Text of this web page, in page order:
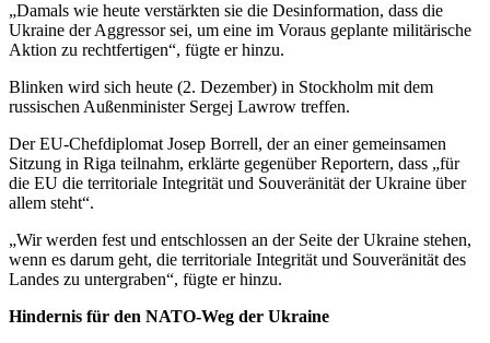
„Damals wie heute verstärkten sie die Desinformation, dass die
Ukraine der Aggressor sei, um eine im Voraus geplante militärische
Aktion zu rechtfertigen“, fügte er hinzu.
Blinken wird sich heute (2. Dezember) in Stockholm mit dem
russischen Außenminister Sergej Lawrow treffen.
Der EU-Chefdiplomat Josep Borrell, der an einer gemeinsamen
Sitzung in Riga teilnahm, erklärte gegenüber Reportern, dass „für
die EU die territoriale Integrität und Souveränität der Ukraine über
allem steht“.
„Wir werden fest und entschlossen an der Seite der Ukraine stehen,
wenn es darum geht, die territoriale Integrität und Souveränität des
Landes zu untergraben“, fügte er hinzu.
Hindernis für den NATO-Weg der Ukraine